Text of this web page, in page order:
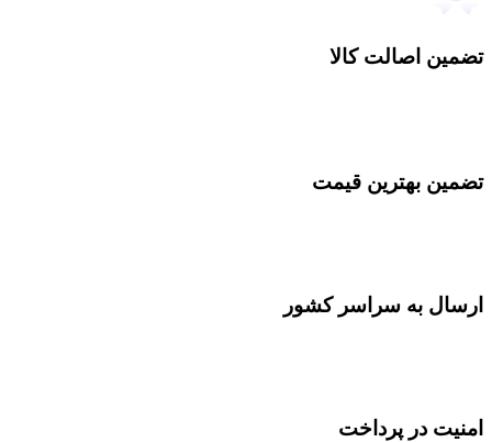
تضمین اصالت کالا
تضمین بهترین قیمت
ارسال به سراسر کشور
امنیت در پرداخت